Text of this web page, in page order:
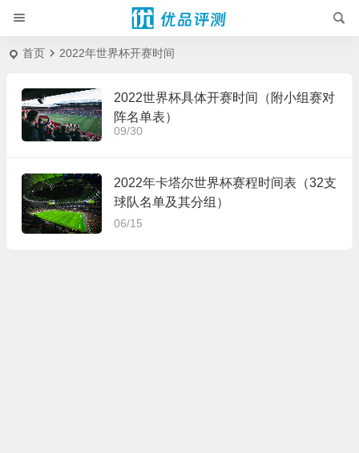
首页 2022年世界杯开赛时间
2022世界杯具体开赛时间（附小组赛对
阵名单表）
09/30
2022年卡塔尔世界杯赛程时间表（32支
球队名单及其分组）
06/15